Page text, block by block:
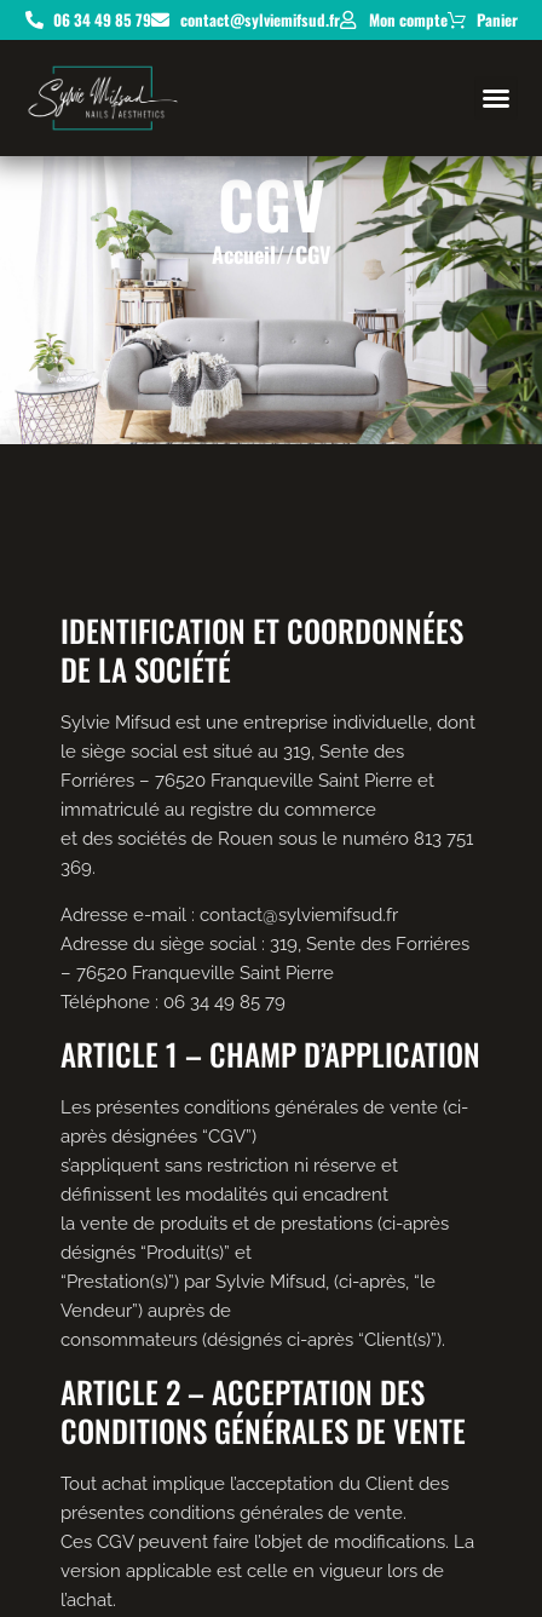
06 34 49 85 79 contact@sylviemifsud.fr Mon compte Panier
CGV
Accueil//CGV
IDENTIFICATION ET COORDONNÉES
DE LA SOCIÉTÉ
Sylvie Mifsud est une entreprise individuelle, dont
le siège social est situé au 319, Sente des
Forriéres – 76520 Franqueville Saint Pierre et
immatriculé au registre du commerce
et des sociétés de Rouen sous le numéro 813 751
369.
Adresse e-mail : contact@sylviemifsud.fr
Adresse du siège social : 319, Sente des Forriéres
– 76520 Franqueville Saint Pierre
Téléphone : 06 34 49 85 79
ARTICLE 1 – CHAMP D’APPLICATION
Les présentes conditions générales de vente (ci-
après désignées “CGV”)
s’appliquent sans restriction ni réserve et
définissent les modalités qui encadrent
la vente de produits et de prestations (ci-après
désignés “Produit(s)” et
“Prestation(s)”) par Sylvie Mifsud, (ci-après, “le
Vendeur”) auprès de
consommateurs (désignés ci-après “Client(s)”).
ARTICLE 2 – ACCEPTATION DES
CONDITIONS GÉNÉRALES DE VENTE
Tout achat implique l’acceptation du Client des
présentes conditions générales de vente.
Ces CGV peuvent faire l’objet de modifications. La
version applicable est celle en vigueur lors de
l’achat.